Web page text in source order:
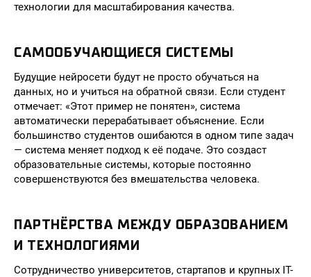
технологии для масштабирования качества.
САМООБУЧАЮЩИЕСЯ СИСТЕМЫ
Будущие нейросети будут не просто обучаться на
данных, но и учиться на обратной связи. Если студент
отмечает: «Этот пример не понятен», система
автоматически перерабатывает объяснение. Если
большинство студентов ошибаются в одном типе задач
— система меняет подход к её подаче. Это создаст
образовательные системы, которые постоянно
совершенствуются без вмешательства человека.
ПАРТНЁРСТВА МЕЖДУ ОБРАЗОВАНИЕМ
И ТЕХНОЛОГИЯМИ
Сотрудничество университетов, стартапов и крупных IT-